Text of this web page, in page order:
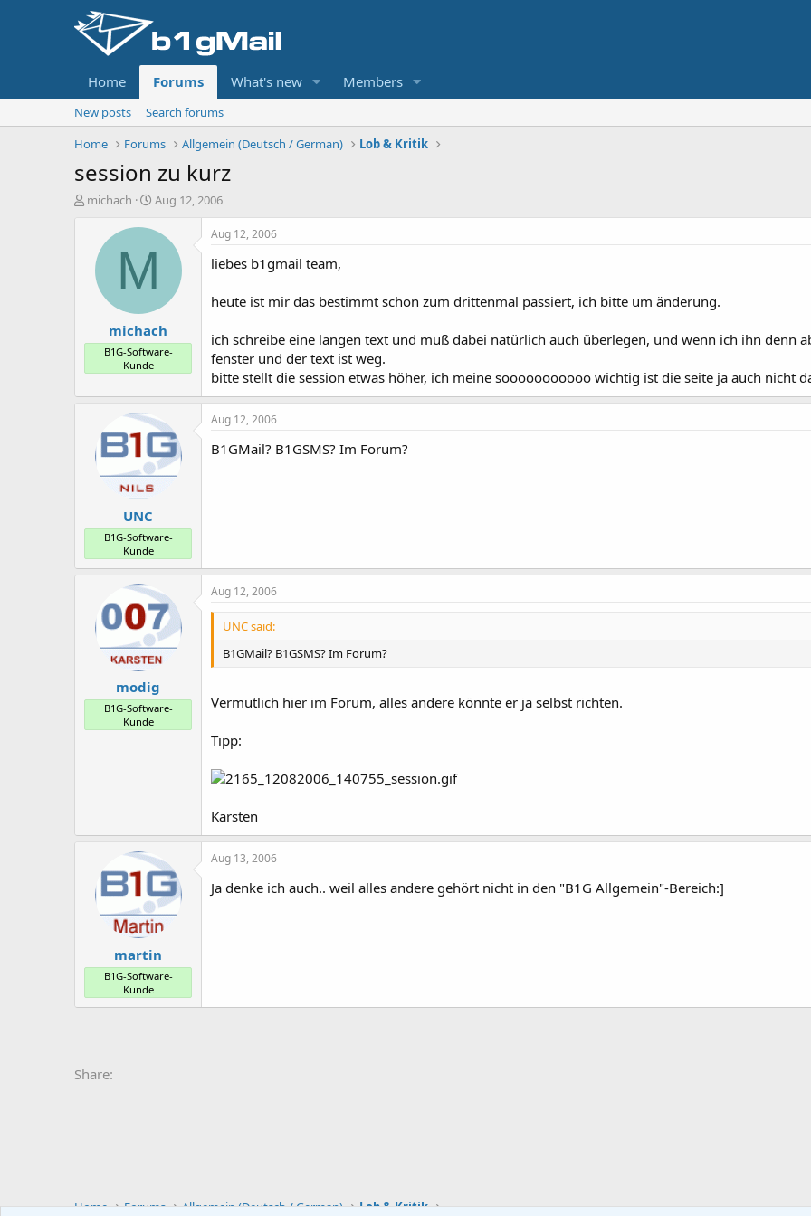
Home Forums What's new Members
New posts
Search forums
Home
Forums Allgemein (Deutsch / German) Lob & Kritik
session zu kurz
T
r
e
r
michach
S
a
t
e
Aug 12, 2006
M
michach
B1G-Software-
Kunde
Aug 12, 2006
liebes b1gmail team,
heute ist mir das bestimmt schon zum drittenmal passiert, ich bitte um änderung.
ich schreibe eine langen text und muß dabei natürlich auch überlegen, und wenn ich ihn denn
fenster und der text ist weg.
bitte stellt die session etwas höher, ich meine sooooooooooo wichtig ist die seite ja auch nicht
UNC
B1G-Software-
Kunde
Aug 12, 2006
B1GMail? B1GSMS? Im Forum?
modig
B1G-Software-
Kunde
Aug 12, 2006
UNC said:
B1GMail? B1GSMS? Im Forum?
Vermutlich hier im Forum, alles andere könnte er ja selbst richten.
Tipp:
Karsten
martin
B1G-Software-
Kunde
Aug 13, 2006
Ja denke ich auch.. weil alles andere gehört nicht in den "B1G Allgemein"-Bereich:]
Share:
Home Forums Allgemein (Deutsch / German) Lob & Kritik